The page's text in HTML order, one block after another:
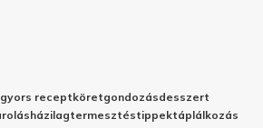
gyors receptköretgondozásdesszert
házilagtermesztéstippektáplálkozás